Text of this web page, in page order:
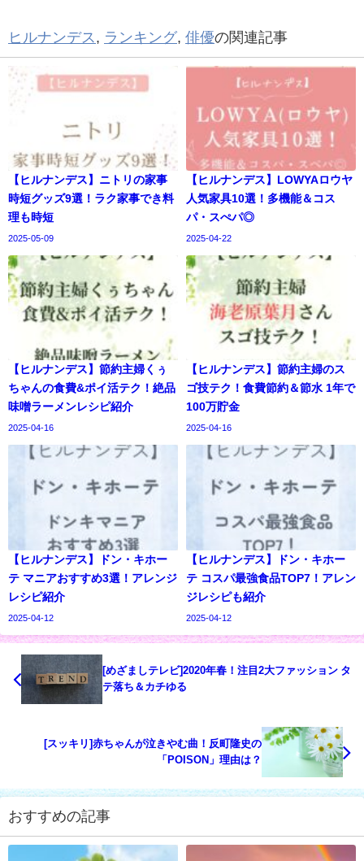
ヒルナンデス , ランキング, 俳優の関連記事
【ヒルナンデス】ニトリの家事
時短グッズ9選！ラク家事でき料
理も時短
2025-05-09
【ヒルナンデス】LOWYAロウヤ
人気家具10選！多機能＆コス
パ・スぺパ◎
2025-04-22
【ヒルナンデス】節約主婦くぅ
ちゃんの食費&ポイ活テク！絶品
味噌ラーメンレシピ紹介
2025-04-16
【ヒルナンデス】節約主婦のス
ゴ技テク！食費節約＆節水 1年で
100万貯金
2025-04-16
【ヒルナンデス】ドン・キホー
テ マニアおすすめ3選！アレンジ
レシピ紹介
2025-04-12
【ヒルナンデス】ドン・キホー
テ コスパ最強食品TOP7！アレン
ジレシピも紹介
2025-04-12
[めざましテレビ]2020年春！注目2大ファッション タ
テ落ち＆カチゆる
[スッキリ]赤ちゃんが泣きやむ曲！反町隆史の
「POISON」理由は？
おすすめの記事